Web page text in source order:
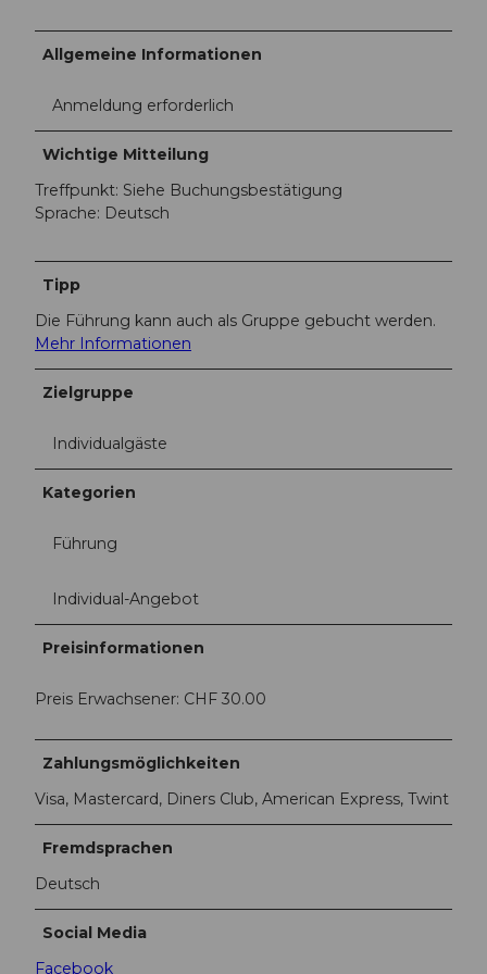
Allgemeine Informationen
Anmeldung erforderlich
Wichtige Mitteilung
Treffpunkt: Siehe Buchungsbestätigung
Sprache: Deutsch
Tipp
Die Führung kann auch als Gruppe gebucht werden.
Mehr Informationen
Zielgruppe
Individualgäste
Kategorien
Führung
Individual-Angebot
Preisinformationen
Preis Erwachsener: CHF 30.00
Zahlungsmöglichkeiten
Visa, Mastercard, Diners Club, American Express, Twint
Fremdsprachen
Deutsch
Social Media
Facebook